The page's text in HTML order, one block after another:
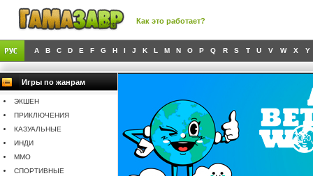
Как это работает?
A B C D E F G H I J K L M N O P Q R S T U V W X Y
Игры по жанрам
ЭКШЕН
ПРИКЛЮЧЕНИЯ
КАЗУАЛЬНЫЕ
ИНДИ
MMO
СПОРТИВНЫЕ